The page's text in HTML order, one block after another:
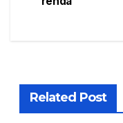
Related Post